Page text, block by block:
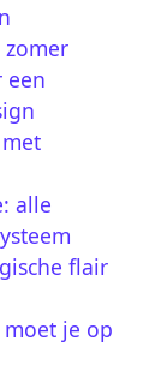
een
alle
flair
je op